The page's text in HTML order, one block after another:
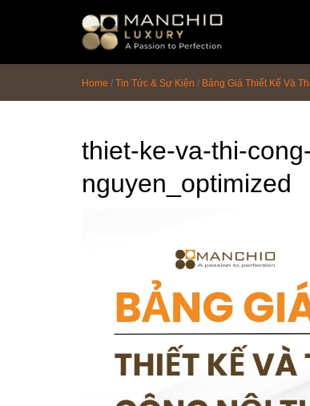
Home / Tin Tức & Sự Kiện / Bảng Giá Thiết Kế Và
thiet-ke-va-thi-
nguyen_optimized